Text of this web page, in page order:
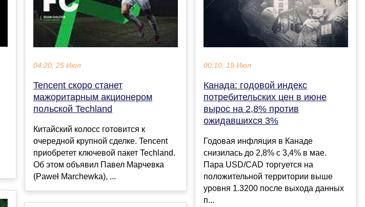
04:20, 25 Июл
Tencent скоро станет
мажоритарным акционером
польской Techland
Китайский колосс готовится к
очередной крупной сделке. Tencent
приобретет ключевой пакет Techland.
Об этом объявил Павел Марчевка
(Paweł Marchewka), ...
00:10, 19 Июл
Канада: годовой индекс
потребительских цен в июне
вырос на 2,8% против
ожидавшихся 3%
Годовая инфляция в Канаде
снизилась до 2,8% с 3,4% в мае.
Пара USD/CAD торгуется на
положительной территории выше
уровня 1.3200 после выхода данных
п...